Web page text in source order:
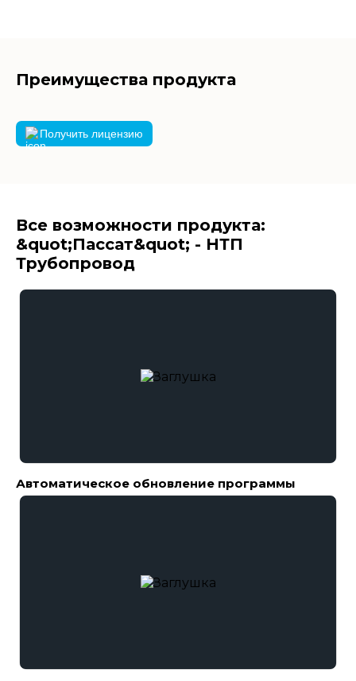
Преимущества продукта
Получить лицензию
Все возможности продукта:
&quot;Пассат&quot; - НТП
Трубопровод
Автоматическое обновление программы